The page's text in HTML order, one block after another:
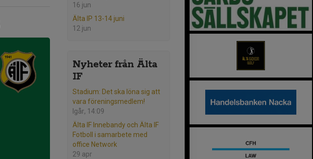
16 jun
Älta IP 13-14 juni
12 jun
Nyheter från Älta
IF
Stadium: Det ska löna sig att
vara föreningsmedlem!
Igår, 14:09
Älta IF Innebandy och Älta IF
Fotboll i samarbete med
office Network
29 apr